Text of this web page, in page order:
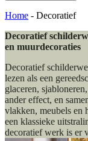
Home - Decoratief
Decoratief
en muurdecoraties
Decoratief
lezen als een
glaceren,
ander effect, en
vlakken, meubels en
een klassieke
decoratief werk is er